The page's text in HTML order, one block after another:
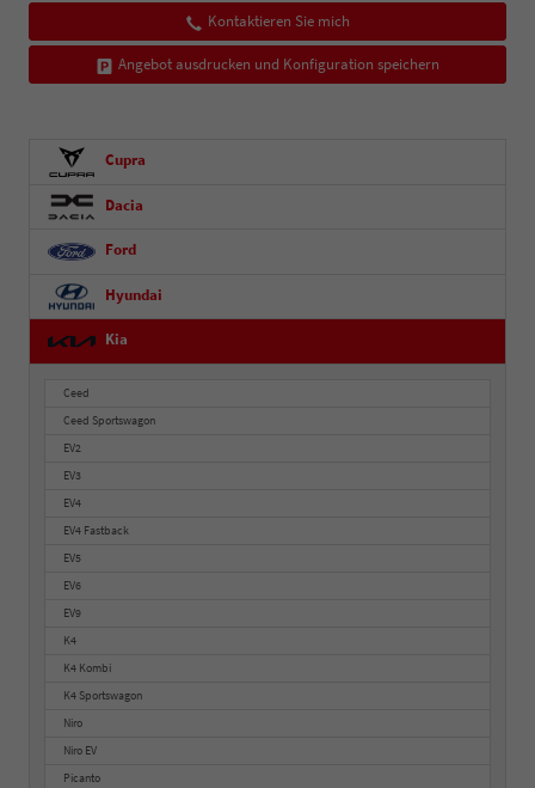
Kontaktieren Sie mich
Angebot ausdrucken und Konfiguration speichern
Cupra
Dacia
Ford
Hyundai
Kia
Ceed
Ceed Sportswagon
EV2
EV3
EV4
EV4 Fastback
EV5
EV6
EV9
K4
K4 Kombi
K4 Sportswagon
Niro
Niro EV
Picanto